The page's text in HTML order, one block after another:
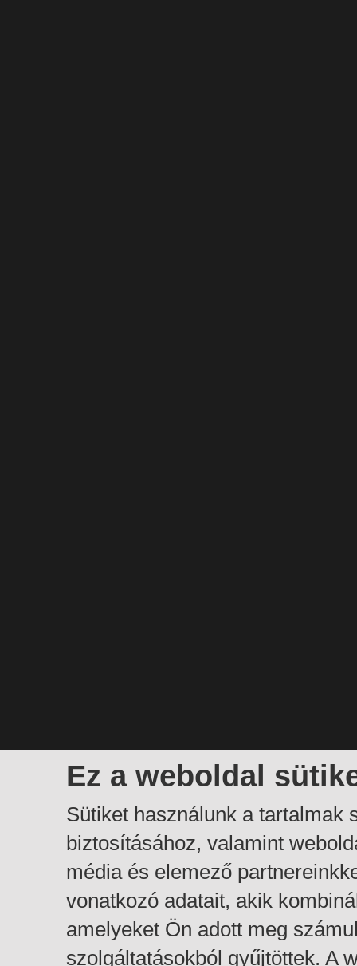
Ez a weboldal
Sütiket használunk a tartalmak
biztosításához, valamint
média és elemező
vonatkozó adatait, akik
amelyeket Ön adott meg
szolgáltatásokból gyűjtöttek. A